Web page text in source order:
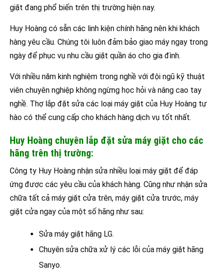
giặt đang phổ biến trên thị trường hiện nay.
Huy Hoàng có sẵn các linh kiện chính hãng nên khi khách
hàng yêu cầu. Chúng tôi luôn đảm bảo giao máy ngay trong
ngày để phục vụ nhu cầu giặt quần áo cho gia đình.
Với nhiều năm kinh nghiệm trong nghề với đội ngũ kỹ thuật
viên chuyên nghiệp không ngừng học hỏi và nâng cao tay
nghề. Thợ lắp đặt sửa các loại máy giặt của Huy Hoàng tự
hào có thể cung cấp cho khách hàng dịch vụ tốt nhất.
Huy Hoàng chuyên lắp đặt sửa máy giặt cho các
hãng trên thị trường:
Công ty Huy Hoàng nhận sửa nhiều loại máy giặt để đáp
ứng được các yêu cầu của khách hàng. Cũng như nhận sửa
chữa tất cả máy giặt cửa trên, máy giặt cửa trước, máy
giặt cửa ngay của một số hãng như sau:
Sửa máy giặt hãng LG.
Chuyên sửa chữa xử lý các lỗi của máy giặt hãng
Sanyo.